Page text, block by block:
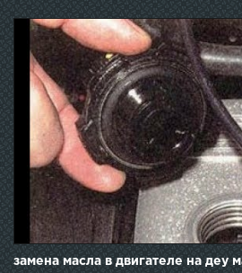
замена масла в двигателе на деу